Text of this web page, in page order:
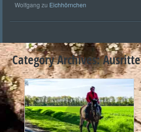
Wolfgang zu Eichhörnchen
Category Archives:Ausritte
+